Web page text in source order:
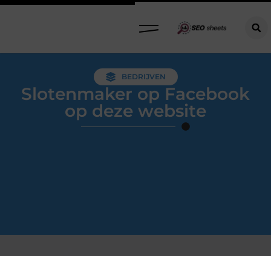
BEDRIJVEN
Slotenmaker op Facebook
op deze website